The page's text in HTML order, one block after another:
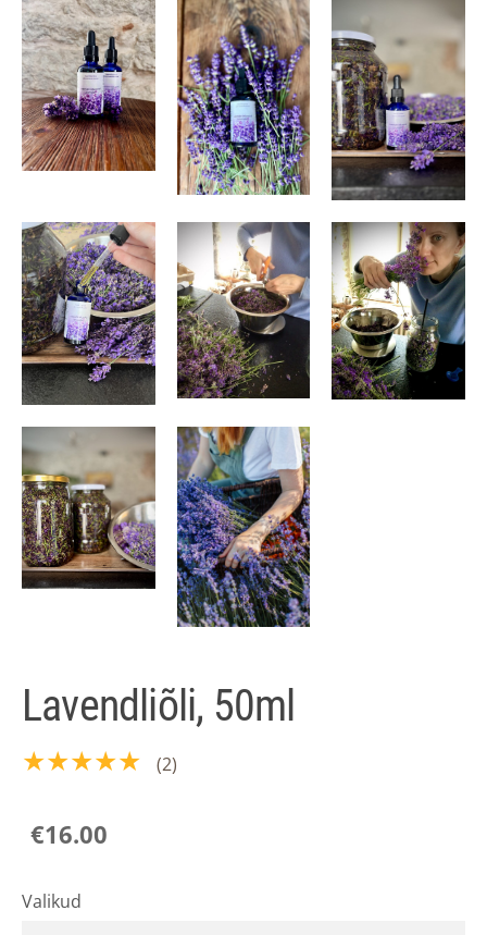
Lavendliõli, 50ml
★★★★★ (2)
€16.00
Valikud